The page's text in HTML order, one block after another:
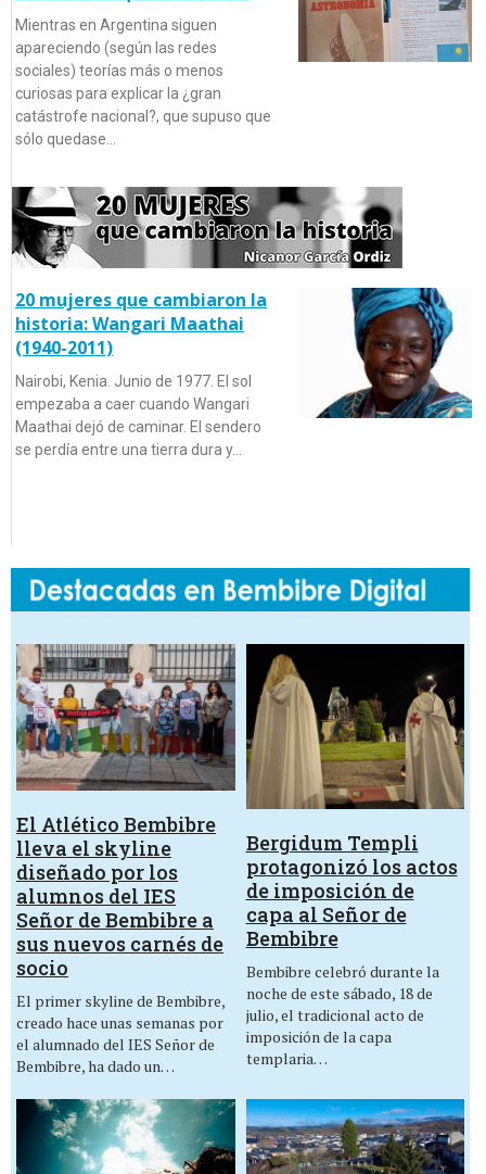
Mientras en Argentina siguen
apareciendo (según las redes
sociales) teorías más o menos
curiosas para explicar la ¿gran
catástrofe nacional?, que supuso que
sólo quedase…
20 mujeres que cambiaron la
historia: Wangari Maathai
(1940-2011)
Nairobi, Kenia. Junio de 1977. El sol
empezaba a caer cuando Wangari
Maathai dejó de caminar. El sendero
se perdía entre una tierra dura y…
El Atlético Bembibre
lleva el skyline
diseñado por los
alumnos del IES
Señor de Bembibre a
sus nuevos carnés de
socio
El primer skyline de Bembibre,
creado hace unas semanas por
el alumnado del IES Señor de
Bembibre, ha dado un…
Bergidum Templi
protagonizó los actos
de imposición de
capa al Señor de
Bembibre
Bembibre celebró durante la
noche de este sábado, 18 de
julio, el tradicional acto de
imposición de la capa
templaria…